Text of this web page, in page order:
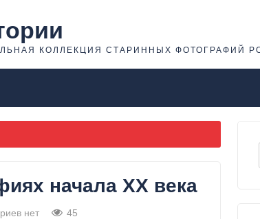
КОЛЛЕКЦИЯ СТАРИННЫХ ФОТОГРАФИЙ
начала ХХ века
нет 45